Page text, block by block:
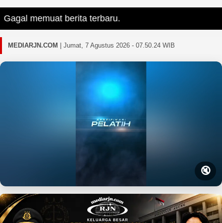
memuat berita terbaru.
MEDIARJN.COM Jumat, 7 Agustus 2026 - 07.50.25 WIB
🔇